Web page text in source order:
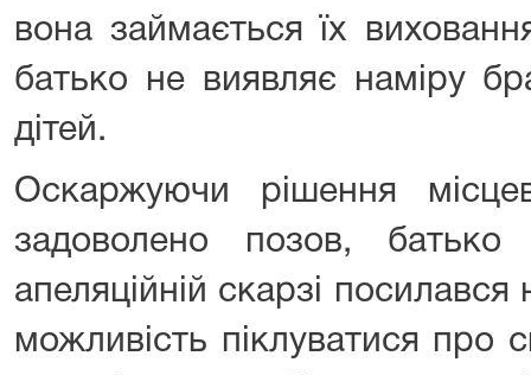
вона займається їх
батько не виявляє наміру
дітей.
Оскаржуючи рішення
задоволено позов,
апеляційній скарзі
можливість піклуватися про